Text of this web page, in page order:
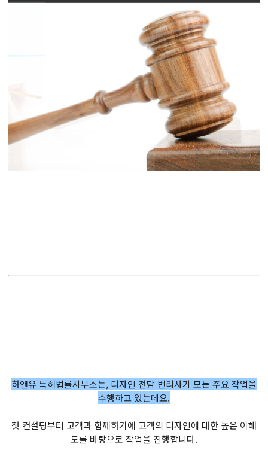
하앤유 특허법률사무소는, 디자인 전담 변리사가 모든 주요 작업을
수행하고 있는데요.
첫 컨설팅부터 고객과 함께하기에 고객의 디자인에 대한 높은 이해
도를 바탕으로 작업을 진행합니다.